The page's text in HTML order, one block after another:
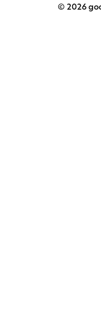
© 2026